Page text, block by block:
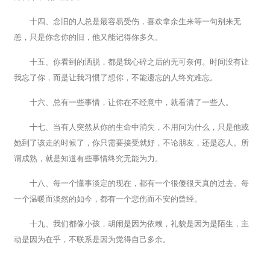
十四、念旧的人总是最容易受伤，喜欢拿余生来等一句别来无
恙，只是你念你的旧，他又能记得你多久。
十五、你看到的洒脱，都是我心碎之后的无可奈何。时间没有让
我忘了你，而是让我习惯了想你，不能遗忘的人终究难忘。
十六、总有一些事情，让你在不经意中，就看清了一些人。
十七、当有人突然从你的生命中消失，不用问为什么，只是他或
她到了该走的时候了，你只需要接受就好，不论朋友，还是恋人。所
谓成熟，就是知道有些事情终究无能为力。
十八、每一个懂事淡定的现在，都有一个很傻很天真的过去。每
一个温暖而淡然的如今，都有一个悲伤而不安的曾经。
十九、我们都像小孩，胡闹是因为依赖，礼貌是因为是陌生，主
动是因为在乎，不联系是因为觉得自己多余。